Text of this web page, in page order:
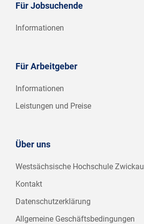
Für Jobsuchende
Informationen
Für Arbeitgeber
Informationen
Leistungen und Preise
Über uns
Westsächsische Hochschule Zwickau
Kontakt
Datenschutzerklärung
Allgemeine Geschäftsbedingungen